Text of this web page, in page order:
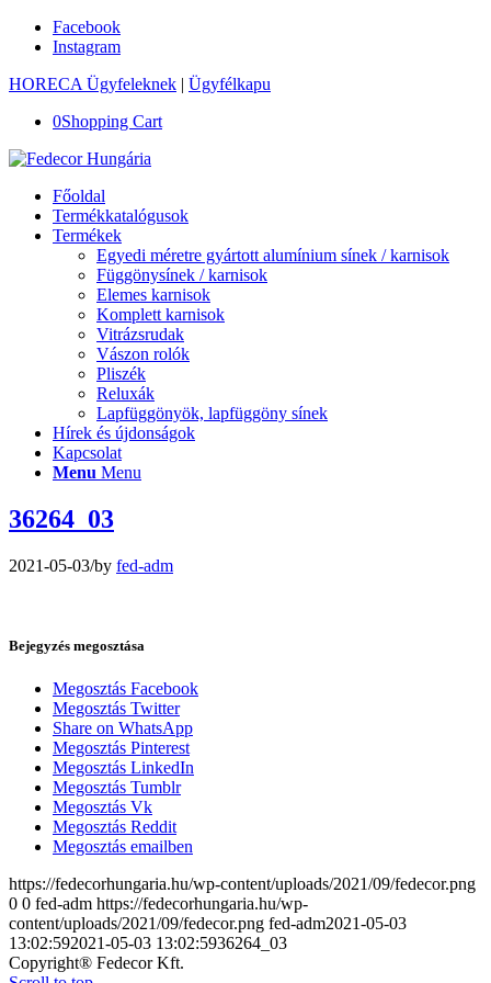
Facebook
Instagram
HORECA Ügyfeleknek | Ügyfélkapu
0Shopping Cart
Főoldal
Termékkatalógusok
Termékek
Egyedi méretre gyártott alumínium sínek / karnisok
Függönysínek / karnisok
Elemes karnisok
Komplett karnisok
Vitrázsrudak
Vászon rolók
Pliszék
Reluxák
Lapfüggönyök, lapfüggöny sínek
Hírek és újdonságok
Kapcsolat
Menu Menu
36264_03
2021-05-03/by fed-adm
Bejegyzés megosztása
Megosztás Facebook
Megosztás Twitter
Share on WhatsApp
Megosztás Pinterest
Megosztás LinkedIn
Megosztás Tumblr
Megosztás Vk
Megosztás Reddit
Megosztás emailben
https://fedecorhungaria.hu/wp-content/uploads/2021/09/fedecor.png
0 0 fed-adm https://fedecorhungaria.hu/wp-
content/uploads/2021/09/fedecor.png fed-adm2021-05-03
13:02:592021-05-03 13:02:5936264_03
Copyright® Fedecor Kft.